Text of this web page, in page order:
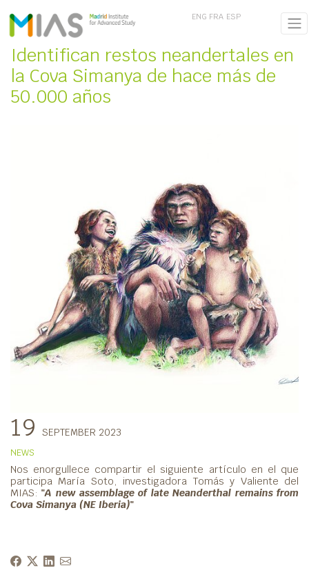
ENG FRA ESP
Identifican restos neandertales en
la Cova Simanya de hace más de
50.000 años
19 SEPTEMBER 2023
NEWS
Nos enorgullece compartir el siguiente artículo en el que
participa María Soto, investigadora Tomás y Valiente del
MIAS:"A new assemblage of late Neanderthal remains from
Cova Simanya (NE Iberia)"